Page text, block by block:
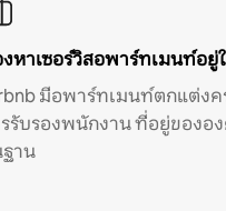
หาเซอร์วิสอพาร์ทเมนท์อยู่
มีอพาร์ทเมนท์ตกแต่งค
รับรองพนักงาน ที่อยู่ของอ
าน